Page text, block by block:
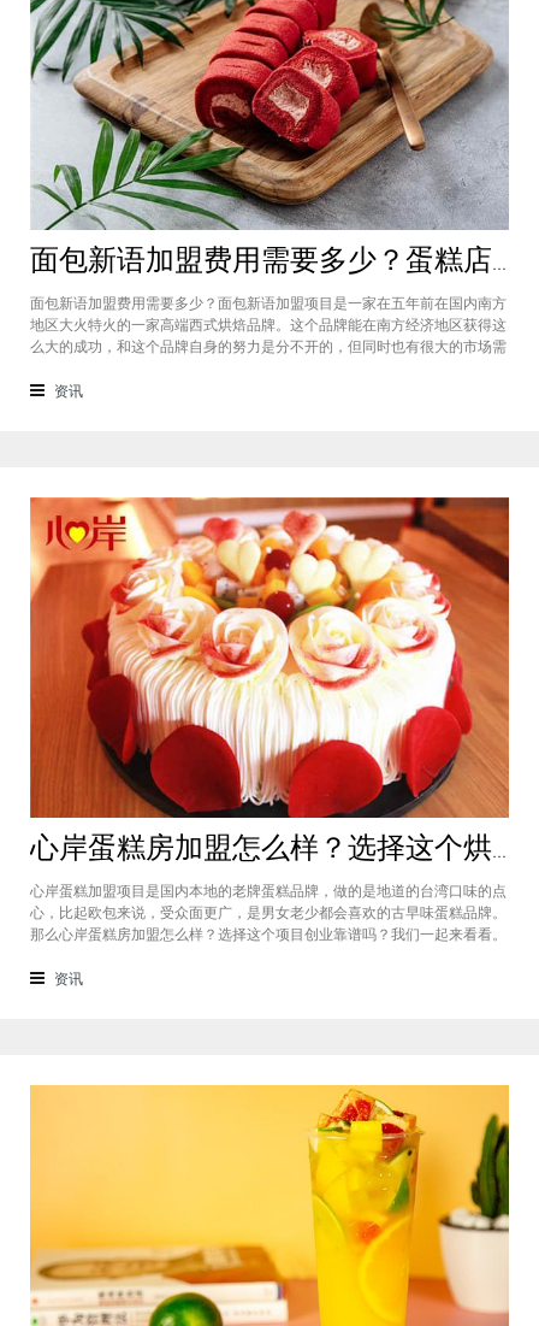
面包新语加盟费用需要多少？蛋糕店加盟费用太高了吗？
面包新语加盟费用需要多少？面包新语加盟项目是一家在五年前在国内南方
地区大火特火的一家高端西式烘焙品牌。这个品牌能在南方经济地区获得这
么大的成功，和这个品牌自身的努力是分不开的，但同时也有很大的市场需
在国内市场上的首先一家传统地道且正宗的西式烘焙品牌，这对于很多国内
资讯
心岸蛋糕房加盟怎么样？选择这个烘焙品牌创业靠谱吗
心岸蛋糕加盟项目是国内本地的老牌蛋糕品牌，做的是地道的台湾口味的点
心，比起欧包来说，受众面更广，是男女老少都会喜欢的古早味蛋糕品牌。
那么心岸蛋糕房加盟怎么样？选择这个项目创业靠谱吗？我们一起来看看。
要不就是流行可颂，怎么还会有加盟商去加盟传统烘焙店呢？这您就有所不
资讯